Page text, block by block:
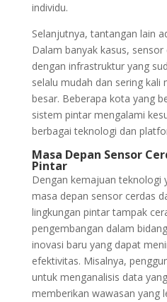
individu.
Selanjutnya, tantangan lain
Dalam banyak kasus,
dengan infrastruktur yang
selalu mudah dan sering kali
besar. Beberapa kota yang
sistem pintar mengalami
berbagai teknologi dan
Masa Depan Sensor
Pintar
Dengan kemajuan teknologi
masa depan sensor cerdas
lingkungan pintar tampak
pengembangan dalam
inovasi baru yang dapat
efektivitas. Misalnya,
untuk menganalisis data
memberikan wawasan yang